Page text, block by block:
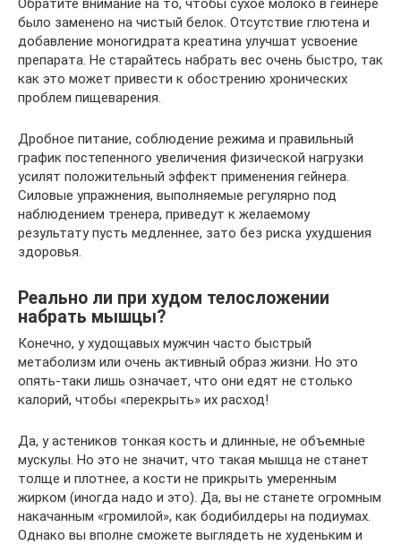
Обратите внимание на то, чтобы сухое молоко в гейнере
было заменено на чистый белок. Отсутствие глютена и
добавление моногидрата креатина улучшат усвоение
препарата. Не старайтесь набрать вес очень быстро, так
как это может привести к обострению хронических
проблем пищеварения.
Дробное питание, соблюдение режима и правильный
график постепенного увеличения физической нагрузки
усилят положительный эффект применения гейнера.
Силовые упражнения, выполняемые регулярно под
наблюдением тренера, приведут к желаемому
результату пусть медленнее, зато без риска ухудшения
здоровья.
Реально ли при худом телосложении
набрать мышцы?
Конечно, у худощавых мужчин часто быстрый
метаболизм или очень активный образ жизни. Но это
опять-таки лишь означает, что они едят не столько
калорий, чтобы «перекрыть» их расход!
Да, у астеников тонкая кость и длинные, не объемные
мускулы. Но это не значит, что такая мышца не станет
толще и плотнее, а кости не прикрыть умеренным
жирком (иногда надо и это). Да, вы не станете огромным
накачанным «громилой», как бодибилдеры на подиумах.
Однако вы вполне сможете выглядеть не худеньким и